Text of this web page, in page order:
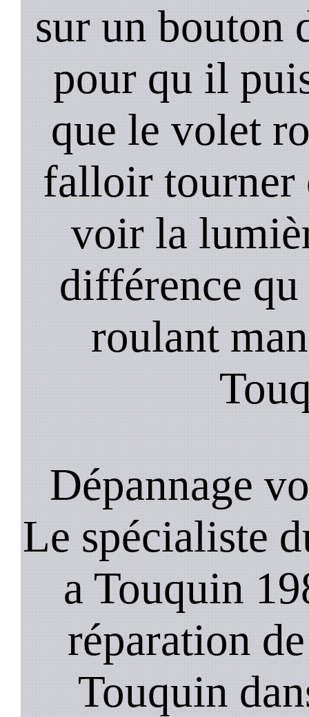
sur un bouton
pour qu il
que le volet
falloir tourner
voir la
différence
roulant
Dépannage
Le spécialiste
a Touquin
réparation
Touquin